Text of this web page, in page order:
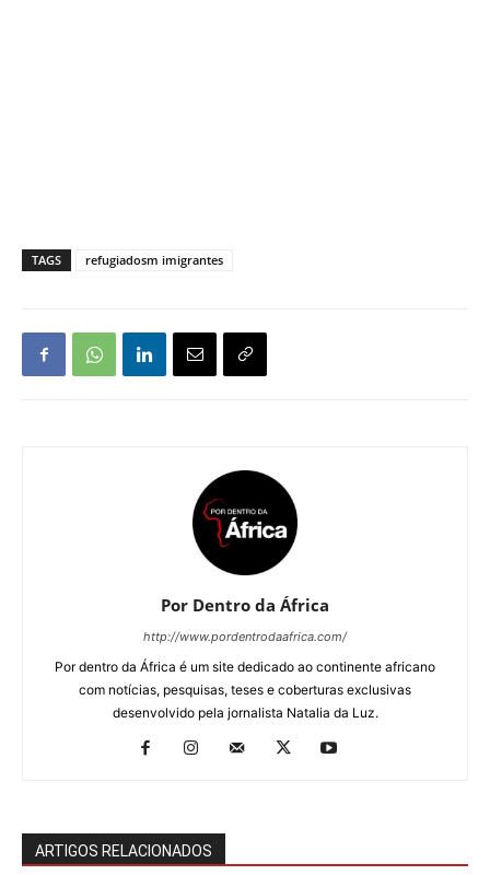
TAGS refugiadosm imigrantes
Por Dentro da África
http://www.pordentrodaafrica.com/
Por dentro da África é um site dedicado ao continente africano
com notícias, pesquisas, teses e coberturas exclusivas
desenvolvido pela jornalista Natalia da Luz.
ARTIGOS RELACIONADOS